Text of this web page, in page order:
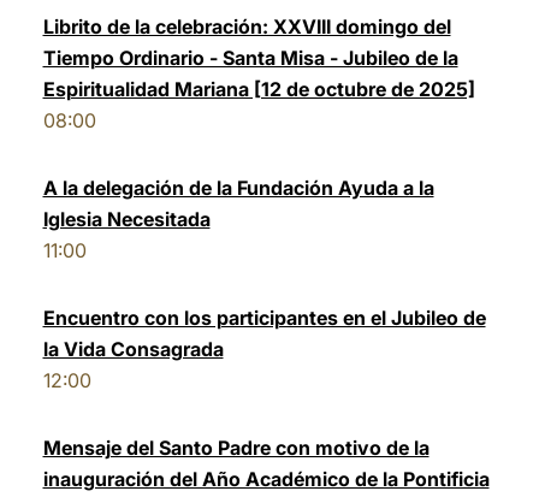
中文
LATINE
Librito de la celebración: XXVIII domingo del
Tiempo Ordinario - Santa Misa - Jubileo de la
Espiritualidad Mariana [12 de octubre de 2025]
08:00
A la delegación de la Fundación Ayuda a la
Iglesia Necesitada
11:00
Encuentro con los participantes en el Jubileo de
la Vida Consagrada
12:00
Mensaje del Santo Padre con motivo de la
inauguración del Año Académico de la Pontificia